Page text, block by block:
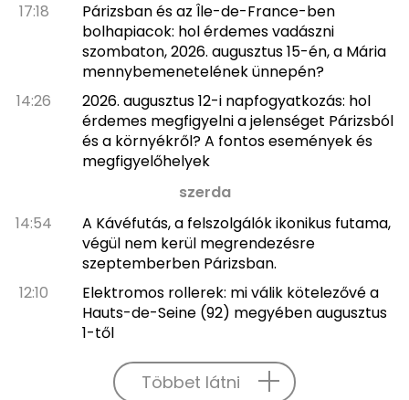
17:18
Párizsban és az Île-de-France-ben
bolhapiacok: hol érdemes vadászni
szombaton, 2026. augusztus 15-én, a Mária
mennybemenetelének ünnepén?
14:26
2026. augusztus 12-i napfogyatkozás: hol
érdemes megfigyelni a jelenséget Párizsból
és a környékről? A fontos események és
megfigyelőhelyek
szerda
14:54
A Kávéfutás, a felszolgálók ikonikus futama,
végül nem kerül megrendezésre
szeptemberben Párizsban.
12:10
Elektromos rollerek: mi válik kötelezővé a
Hauts-de-Seine (92) megyében augusztus
1-től
Többet látni